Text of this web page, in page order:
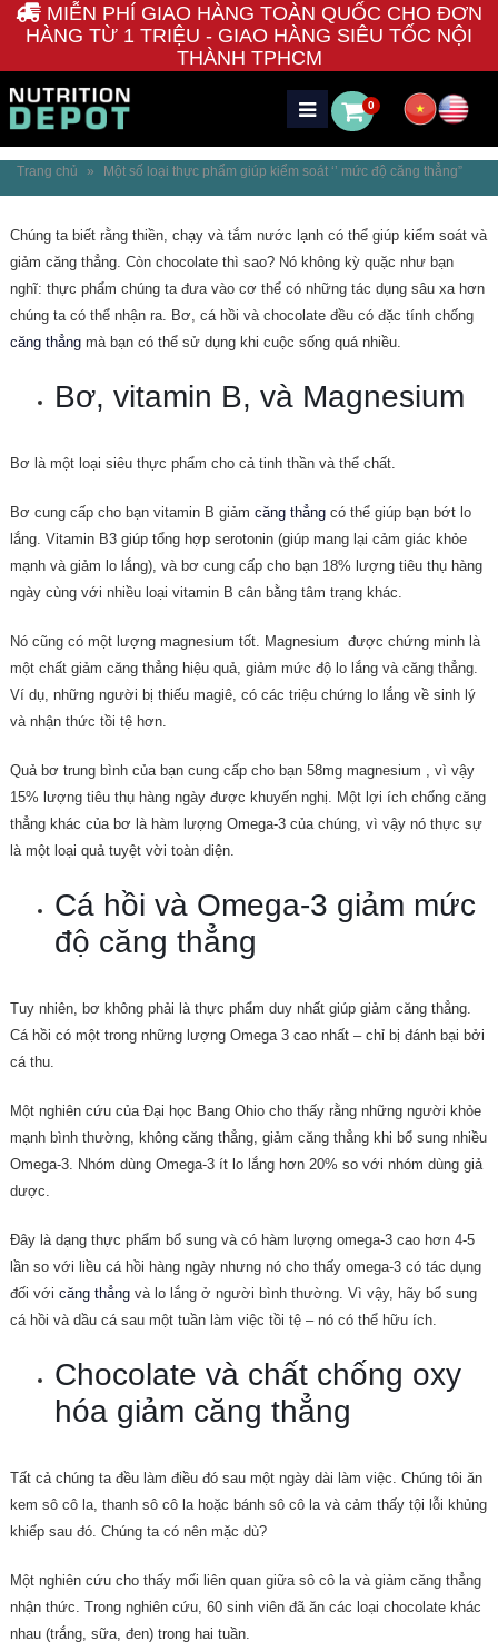
MIỄN PHÍ GIAO HÀNG TOÀN QUỐC CHO ĐƠN
HÀNG TỪ 1 TRIỆU - GIAO HÀNG SIÊU TỐC NỘI
THÀNH TPHCM
0
Trang chủ » Một số loại thực phẩm giúp kiểm soát ‘’ mức độ căng thẳng”
Chúng ta biết rằng thiền, chạy và tắm nước lạnh có thể giúp kiểm soát và
giảm căng thẳng. Còn chocolate thì sao? Nó không kỳ quặc như bạn
nghĩ: thực phẩm chúng ta đưa vào cơ thể có những tác dụng sâu xa hơn
chúng ta có thể nhận ra. Bơ, cá hồi và chocolate đều có đặc tính chống
căng thẳng mà bạn có thể sử dụng khi cuộc sống quá nhiều.
Bơ, vitamin B, và Magnesium
Bơ là một loại siêu thực phẩm cho cả tinh thần và thể chất.
Bơ cung cấp cho bạn vitamin B giảm căng thẳng có thể giúp bạn bớt lo
lắng. Vitamin B3 giúp tổng hợp serotonin (giúp mang lại cảm giác khỏe
mạnh và giảm lo lắng), và bơ cung cấp cho bạn 18% lượng tiêu thụ hàng
ngày cùng với nhiều loại vitamin B cân bằng tâm trạng khác.
Nó cũng có một lượng magnesium tốt. Magnesium được chứng minh là
một chất giảm căng thẳng hiệu quả, giảm mức độ lo lắng và căng thẳng.
Ví dụ, những người bị thiếu magiê, có các triệu chứng lo lắng về sinh lý
và nhận thức tồi tệ hơn.
Quả bơ trung bình của bạn cung cấp cho bạn 58mg magnesium , vì vậy
15% lượng tiêu thụ hàng ngày được khuyến nghị. Một lợi ích chống căng
thẳng khác của bơ là hàm lượng Omega-3 của chúng, vì vậy nó thực sự
là một loại quả tuyệt vời toàn diện.
Cá hồi và Omega-3 giảm mức
độ căng thẳng
Tuy nhiên, bơ không phải là thực phẩm duy nhất giúp giảm căng thẳng.
Cá hồi có một trong những lượng Omega 3 cao nhất – chỉ bị đánh bại bởi
cá thu.
Một nghiên cứu của Đại học Bang Ohio cho thấy rằng những người khỏe
mạnh bình thường, không căng thẳng, giảm căng thẳng khi bổ sung nhiều
Omega-3. Nhóm dùng Omega-3 ít lo lắng hơn 20% so với nhóm dùng giả
dược.
Đây là dạng thực phẩm bổ sung và có hàm lượng omega-3 cao hơn 4-5
lần so với liều cá hồi hàng ngày nhưng nó cho thấy omega-3 có tác dụng
đối với căng thẳng và lo lắng ở người bình thường. Vì vậy, hãy bổ sung
cá hồi và dầu cá sau một tuần làm việc tồi tệ – nó có thể hữu ích.
Chocolate và chất chống oxy
hóa giảm căng thẳng
Tất cả chúng ta đều làm điều đó sau một ngày dài làm việc. Chúng tôi ăn
kem sô cô la, thanh sô cô la hoặc bánh sô cô la và cảm thấy tội lỗi khủng
khiếp sau đó. Chúng ta có nên mặc dù?
Một nghiên cứu cho thấy mối liên quan giữa sô cô la và giảm căng thẳng
nhận thức. Trong nghiên cứu, 60 sinh viên đã ăn các loại chocolate khác
nhau (trắng, sữa, đen) trong hai tuần.